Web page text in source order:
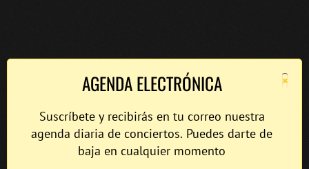
×
AGENDA ELECTRÓNICA
Suscríbete y recibirás en tu correo nuestra
agenda diaria de conciertos. Puedes darte de
baja en cualquier momento